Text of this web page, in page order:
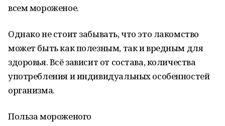
всем мороженое.
Однако не стоит забывать, что это лакомство
может быть как полезным, так и вредным для
здоровья. Всё зависит от состава, количества
употребления и индивидуальных особенностей
организма.
Польза мороженого